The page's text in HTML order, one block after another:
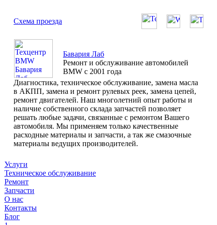
Схема проезда
Бавария Лаб
Ремонт и обслуживание автомобилей
BMW с 2001 года
Диагностика, техническое обслуживание, замена масла
в АКПП, замена и ремонт рулевых реек, замена цепей,
ремонт двигателей. Наш многолетний опыт работы и
наличие собственного склада запчастей позволяет
решать любые задачи, связанные с ремонтом Вашего
автомобиля. Мы применяем только качественные
расходные материалы и запчасти, а так же смазочные
материалы ведущих производителей.
Услуги
Техническое обслуживание
Ремонт
Запчасти
О нас
Контакты
Блог